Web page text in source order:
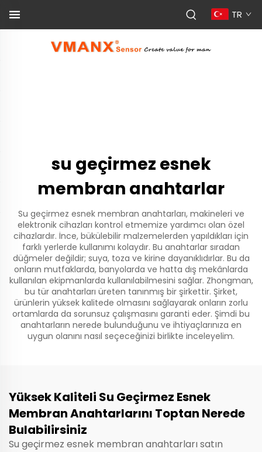
TR
su geçirmez esnek
membran anahtarlar
Su geçirmez esnek membran anahtarları, makineleri ve
elektronik cihazları kontrol etmemize yardımcı olan özel
cihazlardır. İnce, bükülebilir malzemelerden yapıldıkları için
farklı yerlerde kullanımı kolaydır. Bu anahtarlar sıradan
düğmeler değildir; suya, toza ve kirine dayanıklıdırlar. Bu da
onların mutfaklarda, banyolarda ve hatta dış mekânlarda
kullanılan ekipmanlarda kullanılabilmesini sağlar. Zhongman,
bu tür anahtarları üreten tanınmış bir şirkettir. Şirket,
ürünlerin yüksek kalitede olmasını sağlayarak onların zorlu
ortamlarda da sorunsuz çalışmasını garanti eder. Şimdi bu
anahtarların nerede bulunduğunu ve ihtiyaçlarınıza en
uygun olanını nasıl seçeceğinizi birlikte inceleyelim.
Yüksek Kaliteli Su Geçirmez Esnek
Membran Anahtarlarını Toptan Nerede
Bulabilirsiniz
Su geçirmez esnek membran anahtarları satın